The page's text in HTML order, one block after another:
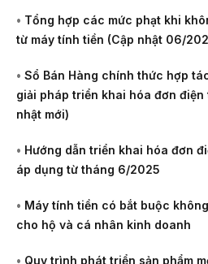
• Tổng hợp các mức phạt khi
từ máy tính tiền (Cập nhật 06/
• Sổ Bán Hàng chính thức hợp
giải pháp triển khai hóa đơn điện
nhật mới)
• Hướng dẫn triển khai hóa đơn
áp dụng từ tháng 6/2025
• Máy tính tiền có bắt buộc
cho hộ và cá nhân kinh doanh
• Quy trình phát triển sản phẩm